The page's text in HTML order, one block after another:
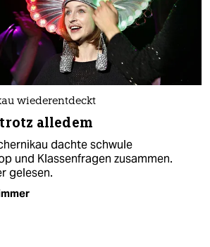
wiederentdeckt
alledem
dachte schwule
und Klassenfragen zusammen.
gelesen.